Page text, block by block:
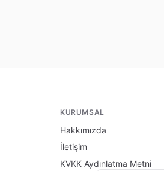
KURUMSAL
Hakkımızda
İletişim
KVKK Aydınlatma Metni